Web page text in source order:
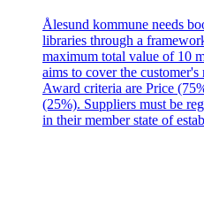
Ålesund kommune needs
libraries through a
maximum total value of 10
aims to cover the
Award criteria are Price
(25%). Suppliers must be
in their member state of